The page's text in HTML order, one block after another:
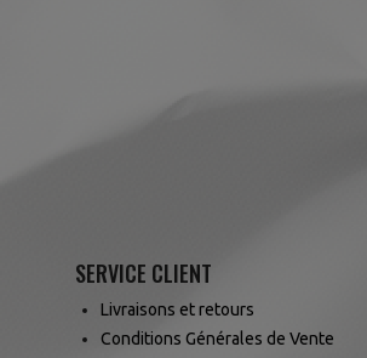
SERVICE CLIENT
Livraisons et retours
Conditions Générales de Vente